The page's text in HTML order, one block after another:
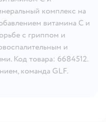
комплекс на
витамина С и
с гриппом и
и
Код товара: 6684512.
команда GLF.